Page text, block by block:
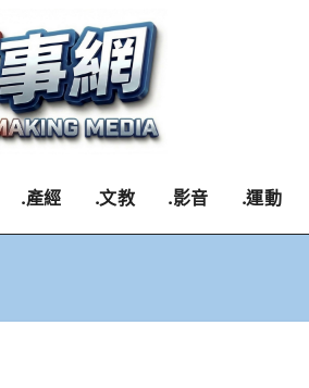
.產經 .文教 .影音 .運動